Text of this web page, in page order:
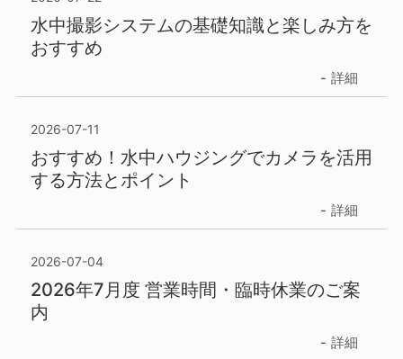
水中撮影システムの基礎知識と楽しみ方を
おすすめ
詳細
2026-07-11
おすすめ！水中ハウジングでカメラを活用
する方法とポイント
詳細
2026-07-04
2026年7月度 営業時間・臨時休業のご案
内
詳細